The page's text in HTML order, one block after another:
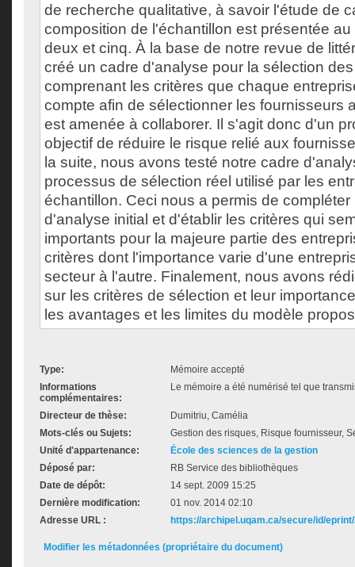
de recherche qualitative, à savoir l'étude de
composition de l'échantillon est présentée
deux et cinq. À la base de notre revue de
créé un cadre d'analyse pour la sélection
comprenant les critères que chaque
compte afin de sélectionner les fournisseurs
est amenée à collaborer. Il s'agit donc d'un
objectif de réduire le risque relié aux
la suite, nous avons testé notre cadre
processus de sélection réel utilisé par les
échantillon. Ceci nous a permis de compléter
d'analyse initial et d'établir les critères qui
importants pour la majeure partie des
critères dont l'importance varie d'une
secteur à l'autre. Finalement, nous avons
sur les critères de sélection et leur
les avantages et les limites du modèle
Type:
Mémoire accepté
Informations
complémentaires:
Le mémoire a été numérisé tel que
Directeur de thèse:
Dumitriu, Camélia
Mots-clés ou Sujets:
Gestion des risques, Risque fournisseur,
Unité d'appartenance:
École des sciences de la gestion
Déposé par:
RB Service des bibliothèques
Date de dépôt:
14 sept. 2009 15:25
Dernière modification:
01 nov. 2014 02:10
Adresse URL :
https://archipel.uqam.ca/secure/id/
Modifier les métadonnées (propriétaire du document)